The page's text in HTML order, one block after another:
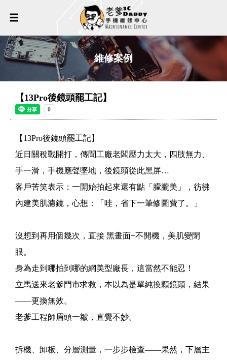
維修案例
【13Pro後鏡頭罷工記】
【13Pro後鏡頭罷工記】
近日關稅戰開打，傳聞工廠老闆壓力太大，四肢無力、
手一滑，手機應聲墜地，後鏡頭從此黑屏…
客戶苦笑表示：一開始拍起來還有點「朦朧美」，彷彿
內建美肌濾鏡，心想：「哇，省下一筆修圖費了。」
沒想到再用個幾次，直接 黑畫面+不開機，美肌變閉
眼。
身為走到哪拍到哪的網美型廠長，這當然不能忍！
立馬送來老爹門市求救，本以為是單純換顆鏡頭，結果
——更換無效。
老爹工程師眉頭一皺，直覺不妙。
拆機、卸板、分層測量，一步步檢查——果然，下層主